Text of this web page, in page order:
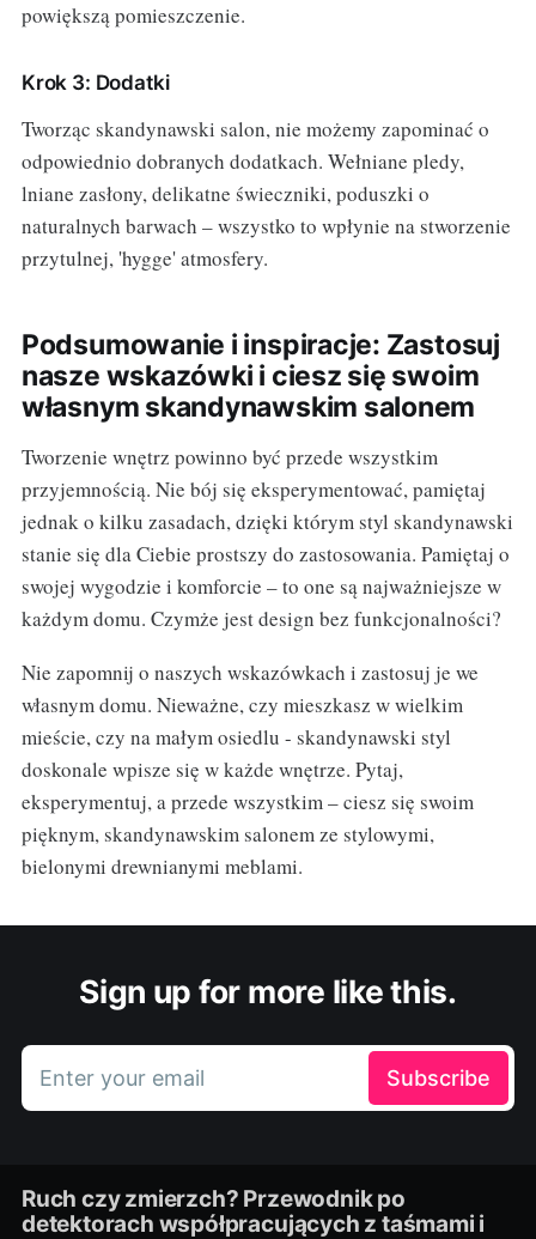
powiększą pomieszczenie.
Krok 3: Dodatki
Tworząc skandynawski salon, nie możemy zapominać o
odpowiednio dobranych dodatkach. Wełniane pledy,
lniane zasłony, delikatne świeczniki, poduszki o
naturalnych barwach – wszystko to wpłynie na stworzenie
przytulnej, 'hygge' atmosfery.
Podsumowanie i inspiracje: Zastosuj
nasze wskazówki i ciesz się swoim
własnym skandynawskim salonem
Tworzenie wnętrz powinno być przede wszystkim
przyjemnością. Nie bój się eksperymentować, pamiętaj
jednak o kilku zasadach, dzięki którym styl skandynawski
stanie się dla Ciebie prostszy do zastosowania. Pamiętaj o
swojej wygodzie i komforcie – to one są najważniejsze w
każdym domu. Czymże jest design bez funkcjonalności?
Nie zapomnij o naszych wskazówkach i zastosuj je we
własnym domu. Nieważne, czy mieszkasz w wielkim
mieście, czy na małym osiedlu - skandynawski styl
doskonale wpisze się w każde wnętrze. Pytaj,
eksperymentuj, a przede wszystkim – ciesz się swoim
pięknym, skandynawskim salonem ze stylowymi,
bielonymi drewnianymi meblami.
Sign up for more like this.
Enter your email Subscribe
Ruch czy zmierzch? Przewodnik po
detektorach współpracujących z taśmami i